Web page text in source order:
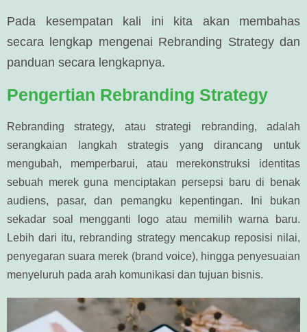
Pada kesempatan kali ini kita akan membahas
secara lengkap mengenai Rebranding Strategy dan
panduan secara lengkapnya.
Pengertian Rebranding Strategy
Rebranding strategy, atau strategi rebranding, adalah
serangkaian langkah strategis yang dirancang untuk
mengubah, memperbarui, atau merekonstruksi identitas
sebuah merek guna menciptakan persepsi baru di benak
audiens, pasar, dan pemangku kepentingan. Ini bukan
sekadar soal mengganti logo atau memilih warna baru.
Lebih dari itu, rebranding strategy mencakup reposisi nilai,
penyegaran suara merek (brand voice), hingga penyesuaian
menyeluruh pada arah komunikasi dan tujuan bisnis.